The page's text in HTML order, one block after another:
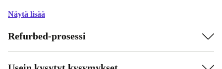
Näytä lisää
Refurbed-prosessi